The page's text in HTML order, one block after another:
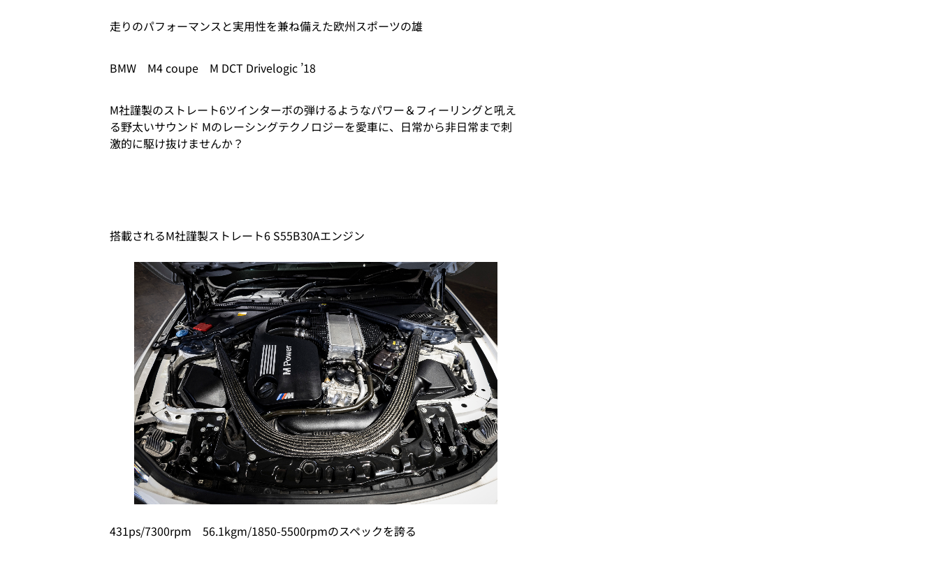
走りのパフォーマンスと実用性を兼ね備えた欧州スポーツの雄
BMW M4 coupe M DCT Drivelogic ’18
M社謹製のストレート6ツインターボの弾けるようなパワー＆フィーリングと吼え
る野太いサウンド Mのレーシングテクノロジーを愛車に、日常から非日常まで刺
激的に駆け抜けませんか？
搭載されるM社謹製ストレート6 S55B30Aエンジン
431ps/7300rpm 56.1kgm/1850-5500rpmのスペックを誇る